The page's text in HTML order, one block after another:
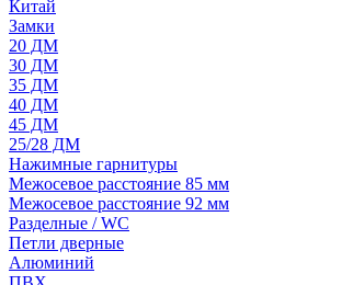
Китай
Замки
20 ДМ
30 ДМ
35 ДМ
40 ДМ
45 ДМ
25/28 ДМ
Нажимные гарнитуры
Межосевое расстояние 85 мм
Межосевое расстояние 92 мм
Разделные / WC
Петли дверные
Алюминий